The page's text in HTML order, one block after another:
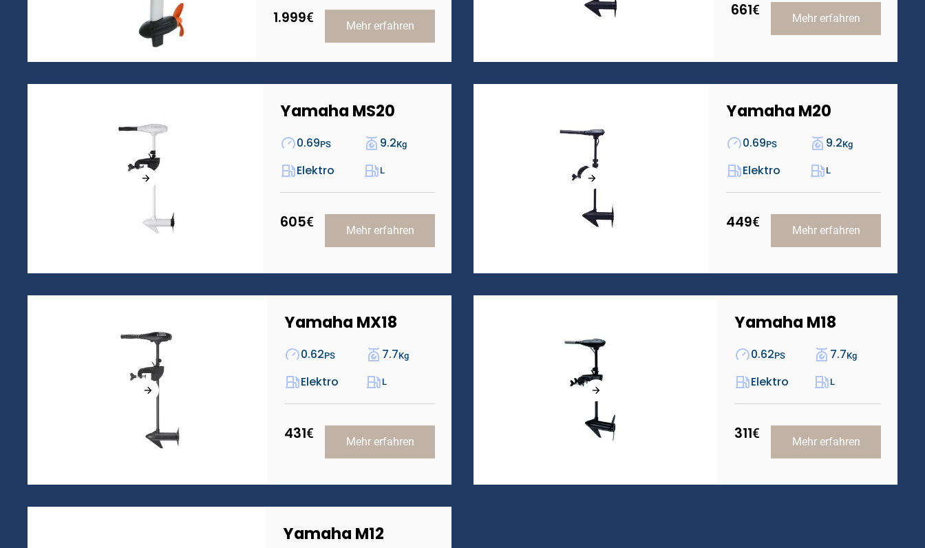
1.999€
Mehr erfahren
661€
Mehr erfahren
Yamaha MS20
0.69PS
Elektro
9.2Kg
L
605€
Mehr erfahren
Yamaha M20
0.69PS
Elektro
9.2Kg
L
449€
Mehr erfahren
Yamaha MX18
0.62PS
Elektro
7.7Kg
L
431€
Mehr erfahren
Yamaha M18
0.62PS
Elektro
7.7Kg
L
311€
Mehr erfahren
Yamaha M12